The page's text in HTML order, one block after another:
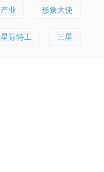
产业 形象大使
星际特工 三星